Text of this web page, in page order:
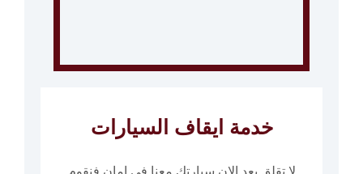
خدمة ايقاف السيارات